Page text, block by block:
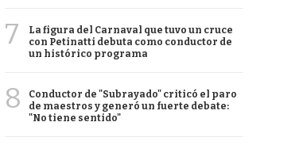
7
La figura del Carnaval que tuvo un cruce
con Petinatti debuta como conductor de
un histórico programa
8
Conductor de "Subrayado" criticó el paro
de maestros y generó un fuerte debate:
"No tiene sentido"